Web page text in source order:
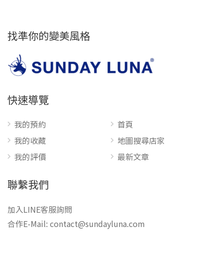
找準你的變美風格
快速導覽
我的預約
我的收藏
我的評價
首頁
地圖搜尋店家
最新文章
聯繫我們
加入LINE客服詢問
合作E-Mail: contact@sundayluna.com